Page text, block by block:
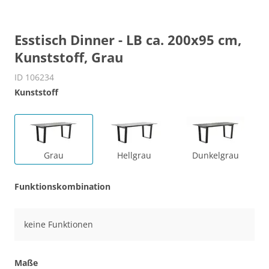
Esstisch Dinner - LB ca. 200x95 cm,
Kunststoff, Grau
ID 106234
Kunststoff
Grau Hellgrau Dunkelgrau
Funktionskombination
keine Funktionen
Maße